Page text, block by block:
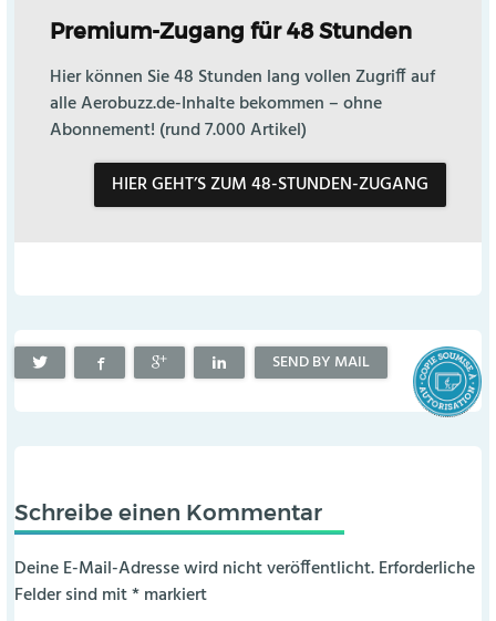
Premium-Zugang für 48 Stunden
Hier können Sie 48 Stunden lang vollen Zugriff auf
alle Aerobuzz.de-Inhalte bekommen – ohne
Abonnement! (rund 7.000 Artikel)
HIER GEHT’S ZUM 48-STUNDEN-ZUGANG
SEND BY MAIL
Schreibe einen Kommentar
Deine E-Mail-Adresse wird nicht veröffentlicht. Erforderliche
Felder sind mit*markiert